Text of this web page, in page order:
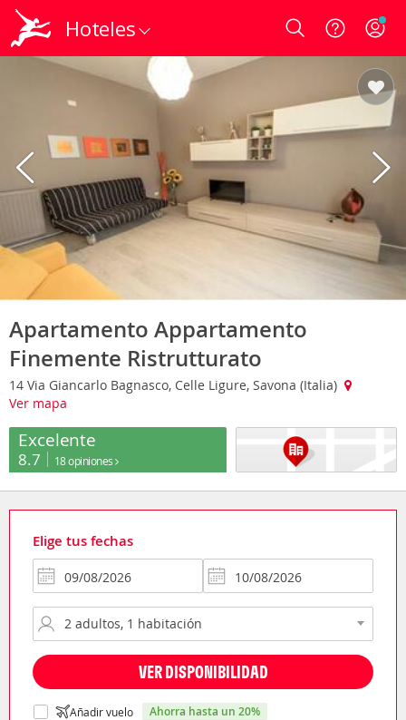
Hoteles Login
Apartamento Appartamento
Finemente Ristrutturato
14 Via Giancarlo Bagnasco, Celle Ligure, Savona (Italia)
Ver mapa
Excelente
8.7 18 opiniones
Elige tus fechas
VER DISPONIBILIDAD
Añadir vuelo ahorra hasta un 20%